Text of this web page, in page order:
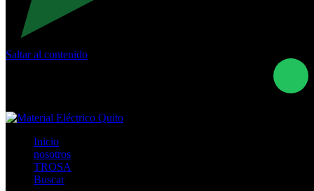
Saltar al contenido
Inicio
nosotros
TROSA
Buscar